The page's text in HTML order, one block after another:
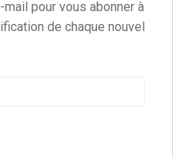
pour vous abonner à
de chaque nouvel